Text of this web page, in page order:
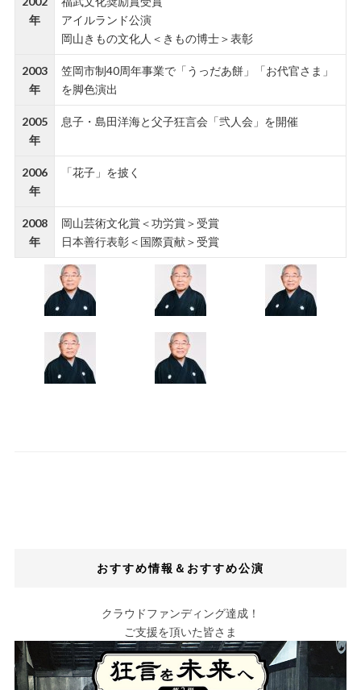
年
アイルランド公演
岡山きもの文化人＜きもの博士＞表彰
2003
年
笠岡市制40周年事業で「うっだあ餅」「お代官さま」
を脚色演出
2005
年
息子・島田洋海と父子狂言会「弐人会」を開催
2006
年
「花子」を披く
2008
年
岡山芸術文化賞＜功労賞＞受賞
日本善行表彰＜国際貢献＞受賞
おすすめ情報＆おすすめ公演
クラウドファンディング達成！
ご支援を頂いた皆さま